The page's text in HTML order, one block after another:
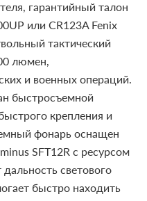
гарантийный талон
или CR123A Fenix
тактический
люмен,
и военных операций.
быстросъемной
крепления и
фонарь оснащен
SFT12R с ресурсом
светового
быстро находить